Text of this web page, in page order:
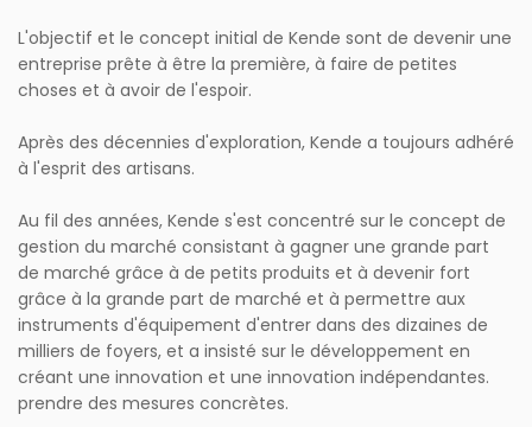
L'objectif et le concept initial de Kende sont de devenir une
entreprise prête à être la première, à faire de petites
choses et à avoir de l'espoir.
Après des décennies d'exploration, Kende a toujours adhéré
à l'esprit des artisans.
Au fil des années, Kende s'est concentré sur le concept de
gestion du marché consistant à gagner une grande part
de marché grâce à de petits produits et à devenir fort
grâce à la grande part de marché et à permettre aux
instruments d'équipement d'entrer dans des dizaines de
milliers de foyers, et a insisté sur le développement en
créant une innovation et une innovation indépendantes.
prendre des mesures concrètes.